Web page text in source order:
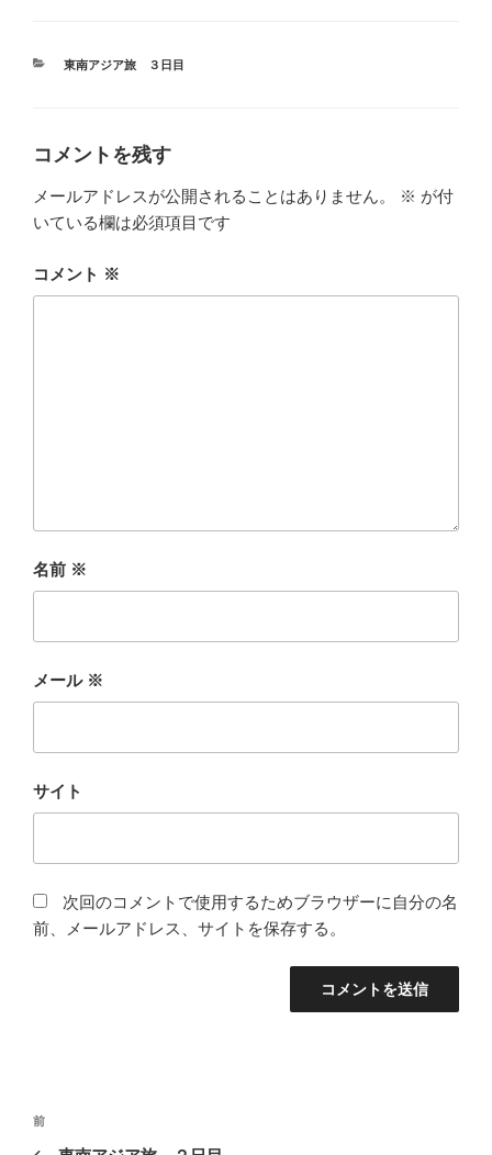
カ
東南アジア旅 ３日目
コメントを残す
メールアドレスが公開されることはありません。 ※ が付
いている欄は必須項目です
コメント ※
名前 ※
メール ※
サイト
次回のコメントで使用するためブラウザーに自分の名
前、メールアドレス、サイトを保存する。
投
前
の
前